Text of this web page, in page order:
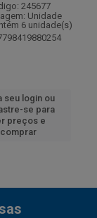
245677
Unidade
6 unidade(s)
seu login ou
se para
preços e
comprar